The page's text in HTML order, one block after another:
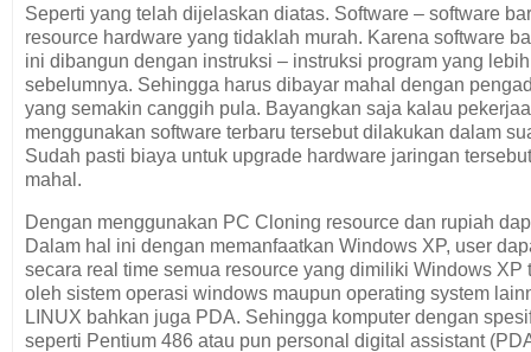
Seperti yang telah dijelaskan diatas. Software – software
resource hardware yang tidaklah murah. Karena software
ini dibangun dengan instruksi – instruksi program yang
sebelumnya. Sehingga harus dibayar mahal dengan
yang semakin canggih pula. Bayangkan saja kalau
menggunakan software terbaru tersebut dilakukan dalam
Sudah pasti biaya untuk upgrade hardware jaringan
mahal.
Dengan menggunakan PC Cloning resource dan rupiah
Dalam hal ini dengan memanfaatkan Windows XP, user
secara real time semua resource yang dimiliki Windows XP
oleh sistem operasi windows maupun operating system
LINUX bahkan juga PDA. Sehingga komputer dengan
seperti Pentium 486 atau pun personal digital assistant